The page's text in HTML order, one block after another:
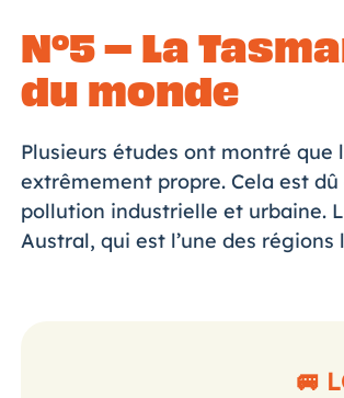
N°5 –La
du monde
Plusieurs études ont montré que
extrêmement propre. Cela est
pollution industrielle et urbaine.
Austral, qui est l’une des
🚐